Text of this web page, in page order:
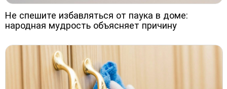
Не спешите избавляться от паука в доме:
народная мудрость объясняет причину